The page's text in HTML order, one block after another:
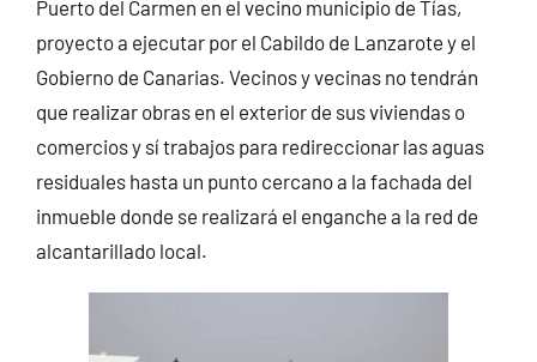
Puerto del Carmen en el vecino municipio de Tías,
proyecto a ejecutar por el Cabildo de Lanzarote y el
Gobierno de Canarias. Vecinos y vecinas no tendrán
que realizar obras en el exterior de sus viviendas o
comercios y sí trabajos para redireccionar las aguas
residuales hasta un punto cercano a la fachada del
inmueble donde se realizará el enganche a la red de
alcantarillado local.